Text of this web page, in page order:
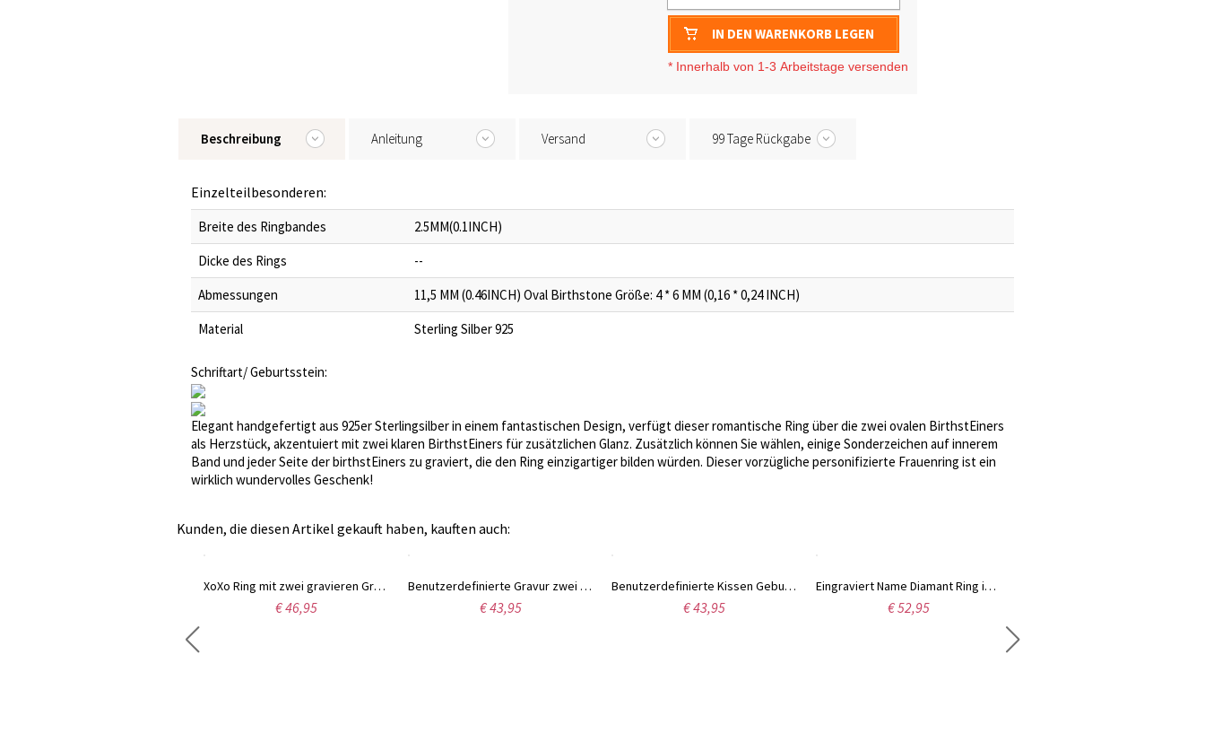
IN DEN WARENKORB LEGEN
* Innerhalb von 1-3 Arbeitstage versenden
Beschreibung Anleitung Versand 99 Tage Rückgabe
Einzelteilbesonderen:
Breite des Ringbandes
2.5MM(0.1INCH)
Dicke des Rings
--
Abmessungen
11,5 MM (0.46INCH) Oval Birthstone Größe: 4 * 6 MM (0,16 * 0,24 INCH)
Material
Sterling Silber 925
Schriftart/ Geburtsstein:
Elegant handgefertigt aus 925er Sterlingsilber in einem fantastischen Design, verfügt dieser romantische Ring über die zwei ovalen BirthstEiners
als Herzstück, akzentuiert mit zwei klaren BirthstEiners für zusätzlichen Glanz. Zusätzlich können Sie wählen, einige Sonderzeichen auf innerem
Band und jeder Seite der birthstEiners zu graviert, die den Ring einzigartiger bilden würden. Dieser vorzügliche personifizierte Frauenring ist ein
wirklich wundervolles Geschenk!
Kunden, die diesen Artikel gekauft haben, kauften auch:
XoXo Ring mit zwei gravieren Grburtssteinen Platinum Sterling Silber
€ 46,95
Benutzerdefinierte Gravur zwei Geburtsstein Ring Sterling Silber
€ 43,95
Benutzerdefinierte Kissen Geburtsstein Ring Sterling Silber
€ 43,95
Eingraviert Name Diamant Ring in Sterling Silber
€ 52,95